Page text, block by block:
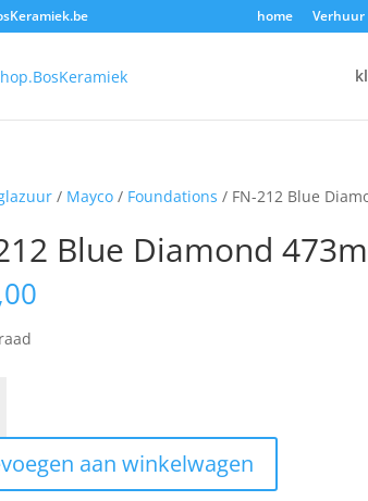
home Verhuur
/ Mayco / Foundations / FN-212 Blue
Blue Diamond
aan winkelwagen